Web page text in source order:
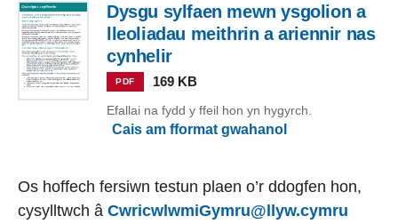
Dysgu sylfaen mewn ysgolion a
lleoliadau meithrin a ariennir nas
cynhelir
PDF 169 KB
Efallai na fydd y ffeil hon yn hygyrch.
Cais am fformat gwahanol
Os hoffech fersiwn testun plaen o’r ddogfen hon,
cysylltwch â CwricwlwmiGymru@llyw.cymru